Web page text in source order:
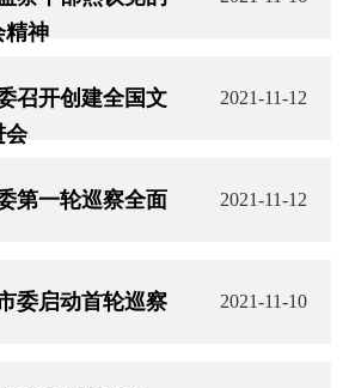
精神
2021-11-12
召开创建全国文
会
2021-11-12
第一轮巡察全面
2021-11-10
委启动首轮巡察